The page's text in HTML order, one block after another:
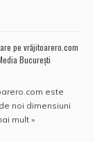
pe vrăjitoarero.com
București
este
noi dimensiuni
mult »